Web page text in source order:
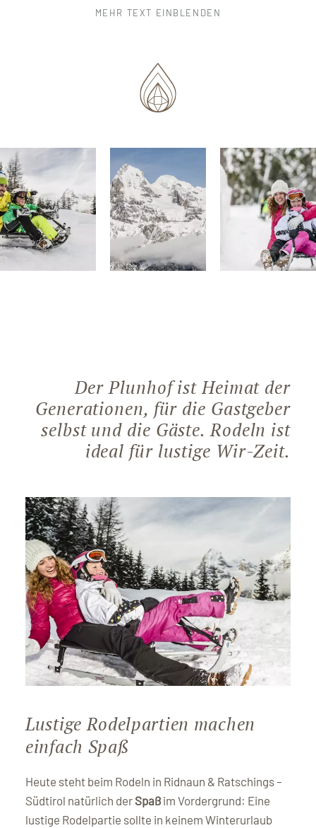
MEHR TEXT EINBLENDEN
Der Plunhof ist Heimat der
Generationen, für die Gastgeber
selbst und die Gäste. Rodeln ist
ideal für lustige Wir-Zeit.
Lustige Rodelpartien machen
einfach Spaß
Heute steht beim Rodeln in Ridnaun & Ratschings –
Südtirol natürlich der Spaß im Vordergrund: Eine
lustige Rodelpartie sollte in keinem Winterurlaub